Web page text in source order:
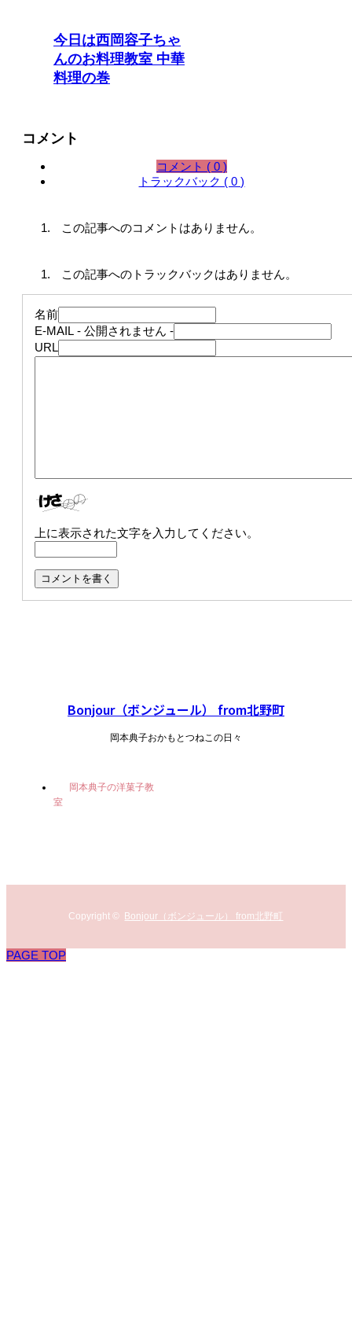
今日は西岡容子ちゃ
んのお料理教室 中華
料理の巻
コメント
コメント ( 0 )
トラックバック ( 0 )
この記事へのコメントはありません。
この記事へのトラックバックはありません。
名前
E-MAIL - 公開されません -
URL
上に表示された文字を入力してください。
Bonjour（ボンジュール） from北野町
岡本典子おかもとつねこの日々
岡本典子の洋菓子教
室
Copyright © Bonjour（ボンジュール） from北野町
PAGE TOP